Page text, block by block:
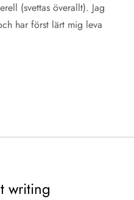
(svettas överallt). Jag
har först lärt mig leva
writing